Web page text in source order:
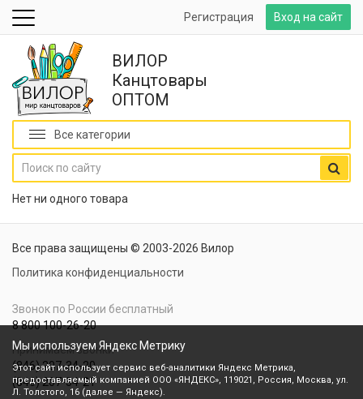
Вход на сайт
Регистрация
ВИЛОР
Канцтовары
ОПТОМ
Все категории
Нет ни одного товара
Все права защищены © 2003-2026 Вилор
Политика конфиденциальности
Звонок по России бесплатный
8 800 100-26-20
Принимаем звонки
(846) 207-34-20
(846) 207-34-21
Мы используем Яндекс Метрику
Этот сайт использует сервис веб-аналитики Яндекс Метрика,
предоставляемый компанией ООО «ЯНДЕКС», 119021, Россия, Москва, ул.
Л. Толстого, 16 (далее — Яндекс).